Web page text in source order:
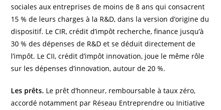
sociales aux entreprises de moins de 8 ans qui consacrent
15 % de leurs charges à la R&D, dans la version d’origine du
dispositif. Le CIR, crédit d’impôt recherche, finance jusqu’à
30 % des dépenses de R&D et se déduit directement de
l’impôt. Le CII, crédit d’impôt innovation, joue le même rôle
sur les dépenses d’innovation, autour de 20 %.
Les prêts. Le prêt d’honneur, remboursable à taux zéro,
accordé notamment par Réseau Entreprendre ou Initiative